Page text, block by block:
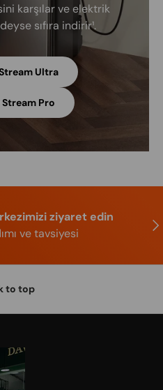
karşılar ve elektrik
sıfıra indirir¹.
Ultra
Pro
ziyaret edin
ve tavsiyesi
to top